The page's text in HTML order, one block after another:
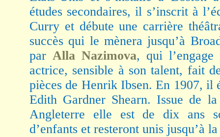
études secondaires, il s’inscrit à
Curry et débute une carrière
succès qui le mènera jusqu’à
parAlla Nazimova, qui
actrice, sensible à son talent, fait
pièces de Henrik Ibsen. En 1907, il
Edith Gardner Shearn. Issue de
Angleterre elle est de dix ans
d’enfants et resteront unis jusqu’à